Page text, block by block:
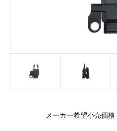
メーカー希望小売価格